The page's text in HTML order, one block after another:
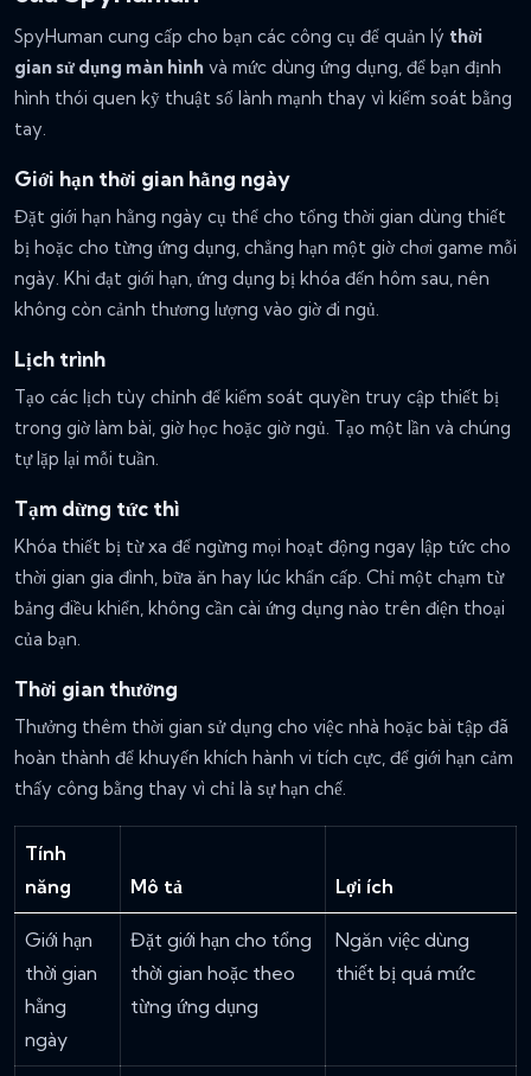
SpyHuman cung cấp cho bạn các công cụ để quản lý thời
gian sử dụng màn hình và mức dùng ứng dụng, để bạn định
hình thói quen kỹ thuật số lành mạnh thay vì kiểm soát bằng
tay.
Giới hạn thời gian hằng ngày
Đặt giới hạn hằng ngày cụ thể cho tổng thời gian dùng thiết
bị hoặc cho từng ứng dụng, chẳng hạn một giờ chơi game mỗi
ngày. Khi đạt giới hạn, ứng dụng bị khóa đến hôm sau, nên
không còn cảnh thương lượng vào giờ đi ngủ.
Lịch trình
Tạo các lịch tùy chỉnh để kiểm soát quyền truy cập thiết bị
trong giờ làm bài, giờ học hoặc giờ ngủ. Tạo một lần và chúng
tự lặp lại mỗi tuần.
Tạm dừng tức thì
Khóa thiết bị từ xa để ngừng mọi hoạt động ngay lập tức cho
thời gian gia đình, bữa ăn hay lúc khẩn cấp. Chỉ một chạm từ
bảng điều khiển, không cần cài ứng dụng nào trên điện thoại
của bạn.
Thời gian thưởng
Thưởng thêm thời gian sử dụng cho việc nhà hoặc bài tập đã
hoàn thành để khuyến khích hành vi tích cực, để giới hạn cảm
thấy công bằng thay vì chỉ là sự hạn chế.
Tính
năng
Mô tả Lợi ích
Giới hạn
thời gian
hằng
ngày
Đặt giới hạn cho tổng
thời gian hoặc theo
từng ứng dụng
Ngăn việc dùng
thiết bị quá mức